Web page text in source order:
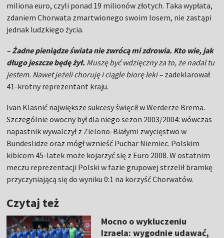
miliona euro, czyli ponad 19 milionów złotych. Taka wypłata,
zdaniem Chorwata zmartwionego swoim losem, nie zastąpi
jednak ludzkiego życia.
– Żadne pieniądze świata nie zwrócą mi zdrowia. Kto wie, jak
długo jeszcze będę żył. Muszę być wdzięczny za to, że nadal tu
jestem. Nawet jeżeli choruję i ciągle biorę leki– zadeklarował
41-krotny reprezentant kraju.
Ivan Klasnić największe sukcesy święcił w Werderze Brema.
Szczególnie owocny był dla niego sezon 2003/2004: wówczas
napastnik wywalczył z Zielono-Białymi zwycięstwo w
Bundeslidze oraz mógł wznieść Puchar Niemiec. Polskim
kibicom 45-latek może kojarzyć się z Euro 2008. W ostatnim
meczu reprezentacji Polski w fazie grupowej strzelił bramkę
przyczyniającą się do wyniku 0:1 na korzyść Chorwatów.
Czytaj też
Mocno o wykluczeniu
Izraela: wygodnie udawać,